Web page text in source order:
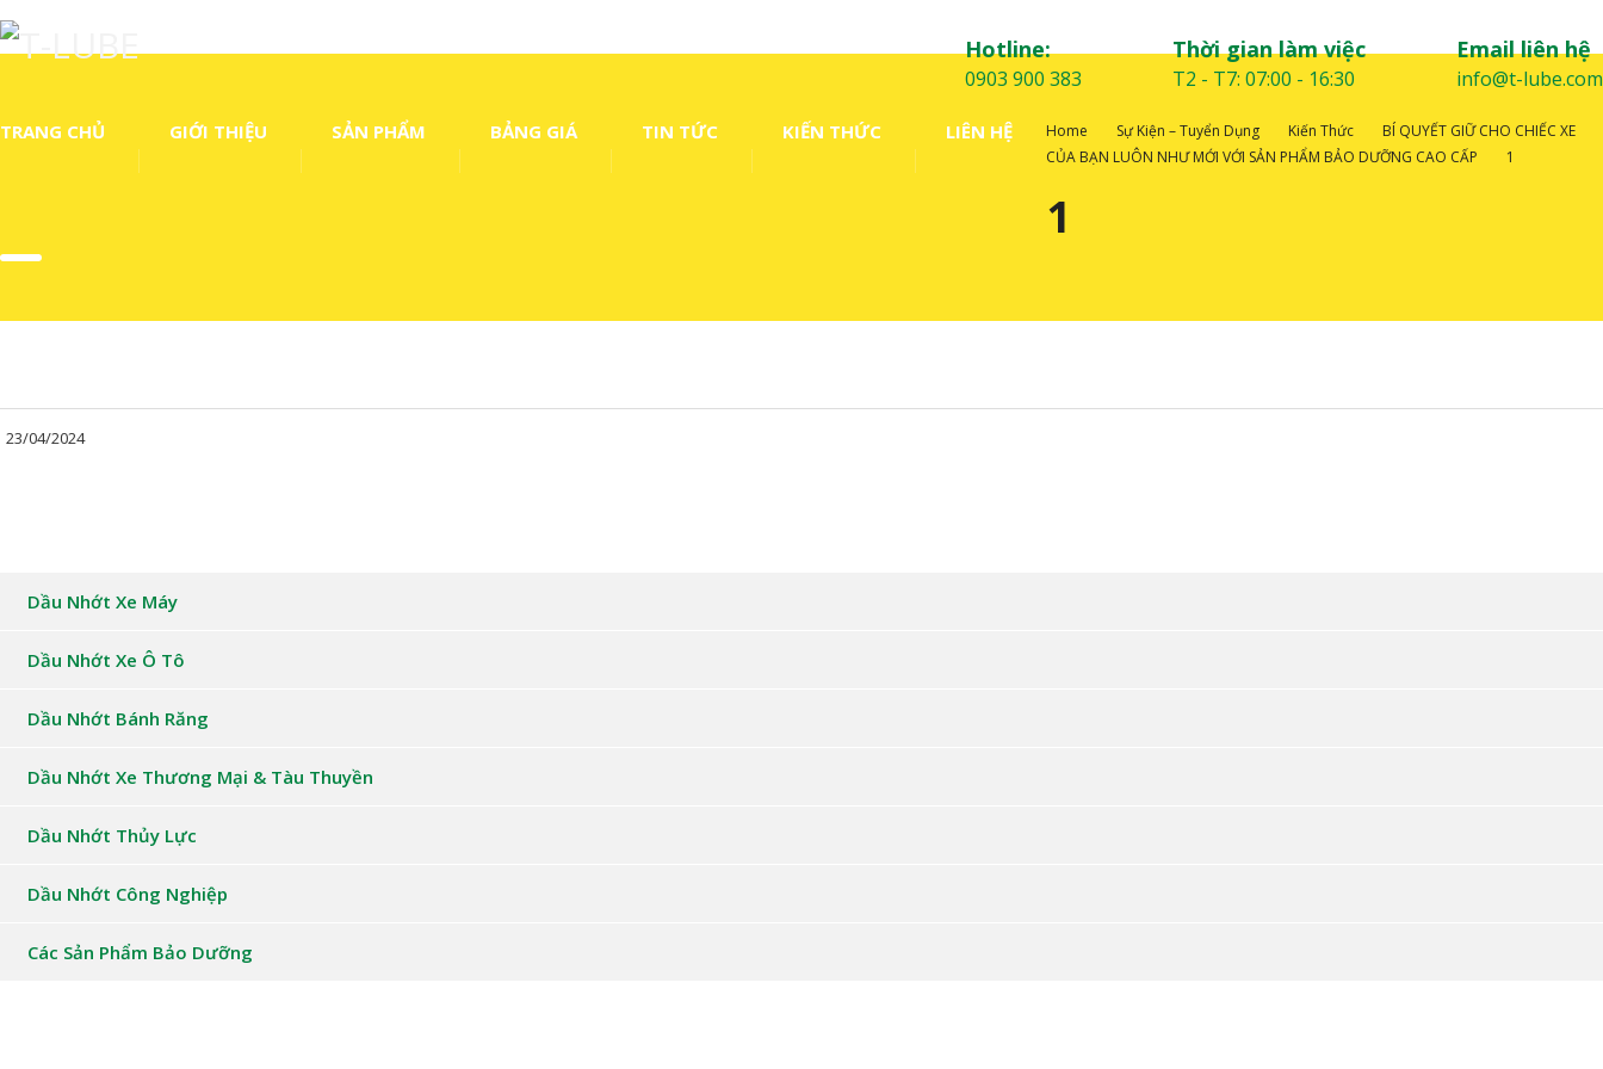
Email liên hệ
info@t-lube.com
Thời gian làm việc
T2 - T7: 07:00 - 16:30
Hotline:
0903 900 383
TRANG CHỦ GIỚI THIỆU SẢN PHẨM BẢNG GIÁ TIN TỨC KIẾN THỨC LIÊN HỆ Home Sự Kiện – Tuyển Dụng Kiến Thức
BÍ QUYẾT GIỮ CHO CHIẾC XE
CỦA BẠN LUÔN NHƯ MỚI VỚI SẢN PHẨM BẢO DƯỠNG CAO CẤP
1
1
23/04/2024
Dầu Nhớt Xe Máy
Dầu Nhớt Xe Ô Tô
Dầu Nhớt Bánh Răng
Dầu Nhớt Xe Thương Mại & Tàu Thuyền
Dầu Nhớt Thủy Lực
Dầu Nhớt Công Nghiệp
Các Sản Phẩm Bảo Dưỡng